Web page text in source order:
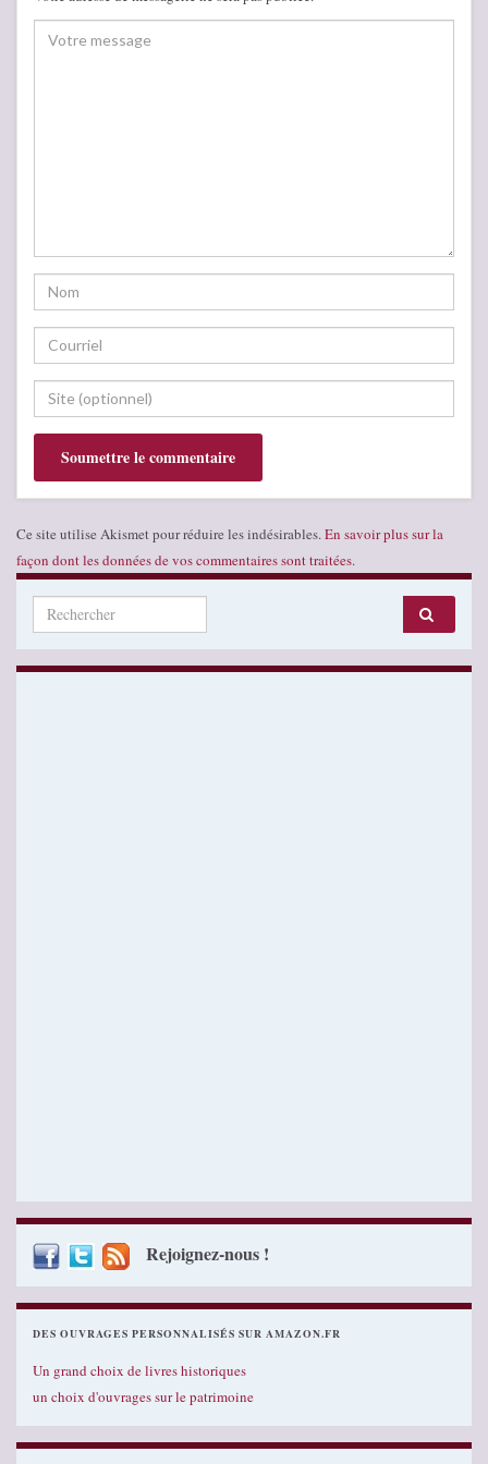
Ce site utilise Akismet pour réduire les indésirables. En savoir plus sur la
façon dont les données de vos commentaires sont traitées.
Search for:
Rejoignez-nous !
DES OUVRAGES PERSONNALISÉS SUR AMAZON.FR
Un grand choix de livres historiques
un choix d'ouvrages sur le patrimoine